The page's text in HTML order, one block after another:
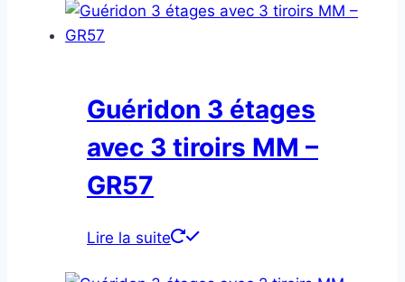
Guéridon 3 étages
avec 3 tiroirs MM –
GR57
Lire la suite